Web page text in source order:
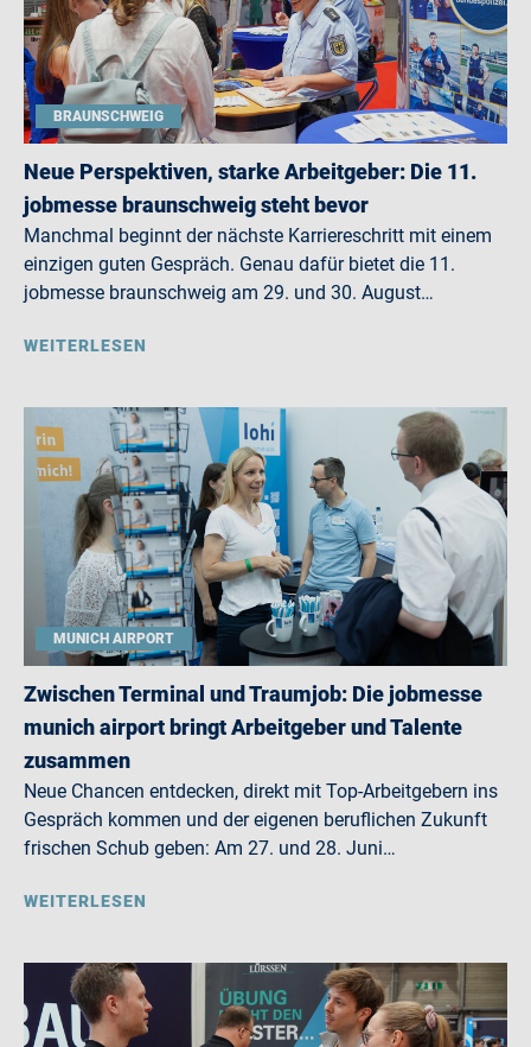
BRAUNSCHWEIG
Neue Perspektiven, starke Arbeitgeber: Die 11.
jobmesse braunschweig steht bevor
Manchmal beginnt der nächste Karriereschritt mit einem
einzigen guten Gespräch. Genau dafür bietet die 11.
jobmesse braunschweig am 29. und 30. August…
WEITERLESEN
MUNICH AIRPORT
Zwischen Terminal und Traumjob: Die jobmesse
munich airport bringt Arbeitgeber und Talente
zusammen
Neue Chancen entdecken, direkt mit Top-Arbeitgebern ins
Gespräch kommen und der eigenen beruflichen Zukunft
frischen Schub geben: Am 27. und 28. Juni…
WEITERLESEN